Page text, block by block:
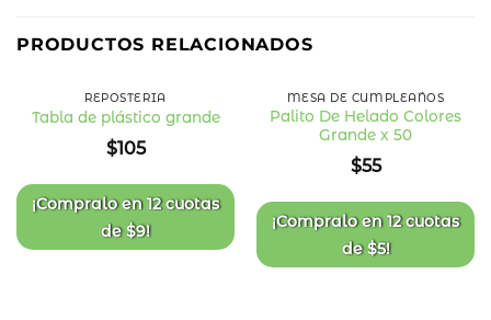
PRODUCTOS RELACIONADOS
de
deseos
REPOSTERÍA
Tabla de plástico grande
$105
¡Compralo en12 cuotas
de$9!
MESA DE CUMPLEAÑOS
Palito De Helado Colores
Grande x 50
$55
¡Compralo en12 cuotas
de$5!